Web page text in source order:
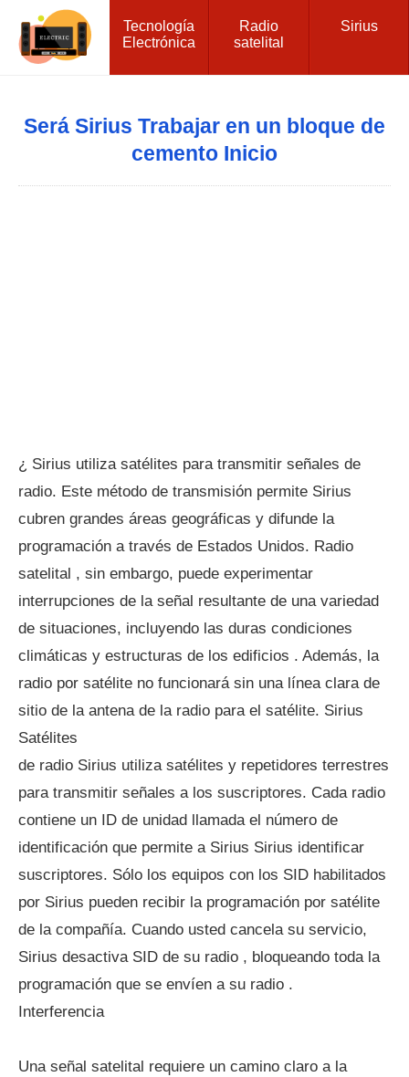
Tecnología
Electrónica
Radio
satelital
Sirius
Será Sirius Trabajar en un bloque de
cemento Inicio
¿ Sirius utiliza satélites para transmitir señales de
radio. Este método de transmisión permite Sirius
cubren grandes áreas geográficas y difunde la
programación a través de Estados Unidos. Radio
satelital , sin embargo, puede experimentar
interrupciones de la señal resultante de una variedad
de situaciones, incluyendo las duras condiciones
climáticas y estructuras de los edificios . Además, la
radio por satélite no funcionará sin una línea clara de
sitio de la antena de la radio para el satélite. Sirius
Satélites
de radio Sirius utiliza satélites y repetidores terrestres
para transmitir señales a los suscriptores. Cada radio
contiene un ID de unidad llamada el número de
identificación que permite a Sirius Sirius identificar
suscriptores. Sólo los equipos con los SID habilitados
por Sirius pueden recibir la programación por satélite
de la compañía. Cuando usted cancela su servicio,
Sirius desactiva SID de su radio , bloqueando toda la
programación que se envíen a su radio .
Interferencia
Una señal satelital requiere un camino claro a la